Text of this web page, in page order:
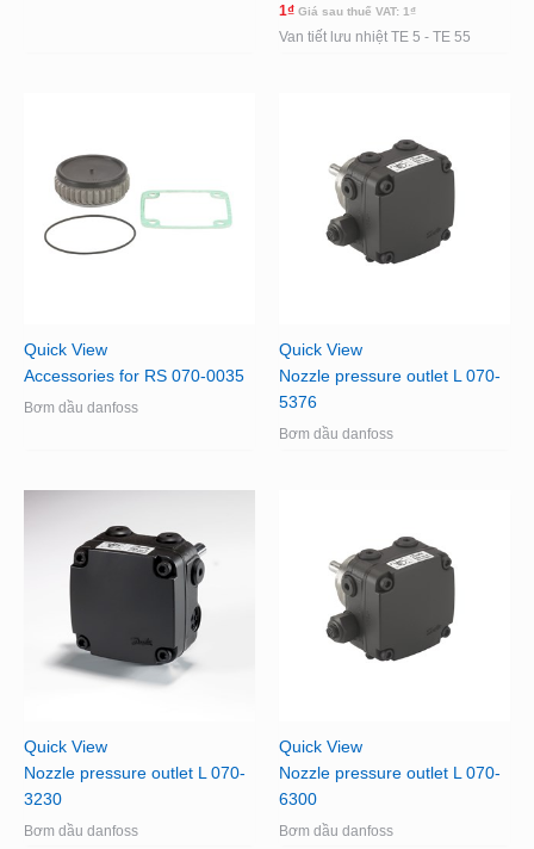
1₫ Giá sau thuế VAT: 1₫
Van tiết lưu nhiệt TE 5 - TE 55
Quick View
Accessories for RS 070-0035
Bơm dầu danfoss
Quick View
Nozzle pressure outlet L 070-
5376
Bơm dầu danfoss
Quick View
Nozzle pressure outlet L 070-
3230
Bơm dầu danfoss
Quick View
Nozzle pressure outlet L 070-
6300
Bơm dầu danfoss